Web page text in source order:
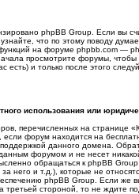
phpBB Group. Если вы
что по этому поводу
на форуме phpbb.com —
просмотрите форумы, чтобы
и только после этого
использования или
перечисленных на странице
форум находится на
поддержкой данного домена.
форумом и не несет
обращаться к phpBB
него и т.д.), которые не
phpBB Group. Если же
стороной, то не ждите